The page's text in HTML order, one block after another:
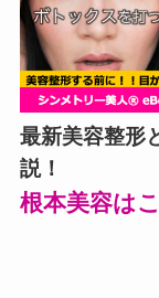
最新美容整形
説！
根本美容は